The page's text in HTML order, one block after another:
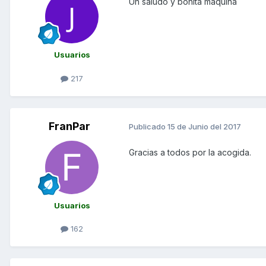
Usuarios
217
FranPar
Usuarios
162
Publicado 15 de Junio del 2017
Gracias a todos por la acogida.